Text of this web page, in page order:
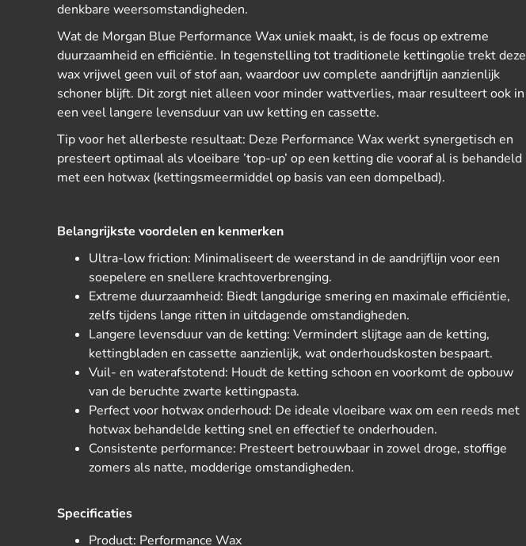
denkbare weersomstandigheden.
Wat de Morgan Blue Performance Wax uniek maakt, is de focus op extreme
duurzaamheid en efficiëntie. In tegenstelling tot traditionele kettingolie trekt deze
wax vrijwel geen vuil of stof aan, waardoor uw complete aandrijflijn aanzienlijk
schoner blijft. Dit zorgt niet alleen voor minder wattverlies, maar resulteert ook in
een veel langere levensduur van uw ketting en cassette.
Tip voor het allerbeste resultaat: Deze Performance Wax werkt synergetisch en
presteert optimaal als vloeibare ’top-up’ op een ketting die vooraf al is behandeld
met een hotwax (kettingsmeermiddel op basis van een dompelbad).
Belangrijkste voordelen en kenmerken
Ultra-low friction: Minimaliseert de weerstand in de aandrijflijn voor een
soepelere en snellere krachtoverbrenging.
Extreme duurzaamheid: Biedt langdurige smering en maximale efficiëntie,
zelfs tijdens lange ritten in uitdagende omstandigheden.
Langere levensduur van de ketting: Vermindert slijtage aan de ketting,
kettingbladen en cassette aanzienlijk, wat onderhoudskosten bespaart.
Vuil- en waterafstotend: Houdt de ketting schoon en voorkomt de opbouw
van de beruchte zwarte kettingpasta.
Perfect voor hotwax onderhoud: De ideale vloeibare wax om een reeds met
hotwax behandelde ketting snel en effectief te onderhouden.
Consistente performance: Presteert betrouwbaar in zowel droge, stoffige
zomers als natte, modderige omstandigheden.
Specificaties
Product: Performance Wax